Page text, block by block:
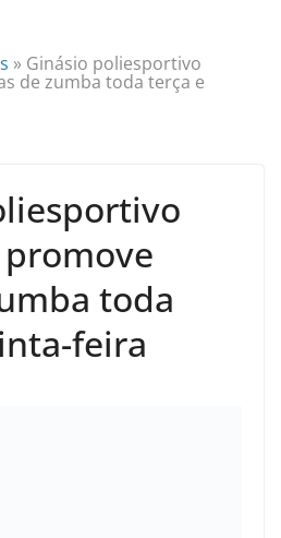
» Ginásio poliesportivo
de zumba toda terça e
toda
feira